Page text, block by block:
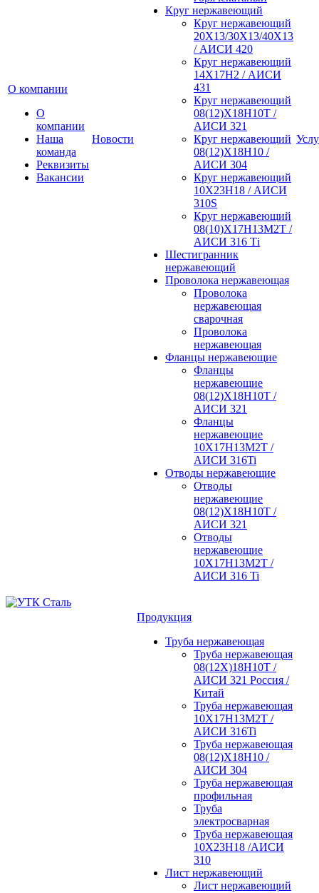
О компании
О
компании
Наша
команда
Реквизиты
Вакансии
Новости
Круг нержавеющий
Круг нержавеющий
20Х13/30Х13/40Х13
/ АИСИ 420
Круг нержавеющий
14Х17Н2 / АИСИ
431
Круг нержавеющий
08(12)Х18Н10Т /
АИСИ 321
Круг нержавеющий
08(12)Х18Н10 /
АИСИ 304
Круг нержавеющий
10Х23Н18 / АИСИ
310S
Круг нержавеющий
08(10)Х17Н13М2Т /
АИСИ 316 Тi
Шестигранник
нержавеющий
Проволока нержавеющая
Проволока
нержавеющая
сварочная
Проволока
нержавеющая
Фланцы нержавеющие
Фланцы
нержавеющие
08(12)Х18Н10Т /
АИСИ 321
Фланцы
нержавеющие
10Х17Н13М2Т /
АИСИ 316Ti
Отводы нержавеющие
Отводы
нержавеющие
08(12)Х18Н10Т /
АИСИ 321
Отводы
нержавеющие
10Х17Н13М2Т /
АИСИ 316 Ti
Продукция
Труба нержавеющая
Труба нержавеющая
08(12Х)18Н10Т /
АИСИ 321 Россия /
Китай
Труба нержавеющая
10Х17Н13М2Т /
АИСИ 316Ti
Труба нержавеющая
08(12)Х18Н10 /
АИСИ 304
Труба нержавеющая
профильная
Труба
электросварная
Труба нержавеющая
10Х23Н18 /АИСИ
310
Лист нержавеющий
Лист нержавеющий